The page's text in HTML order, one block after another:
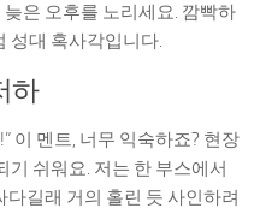
은 오후를 노리세요. 깜빡하
성대 혹사각입니다.
하
이 멘트, 너무 익숙하죠? 현장
기 쉬워요. 저는 한 부스에서
다길래 거의 홀린 듯 사인하려